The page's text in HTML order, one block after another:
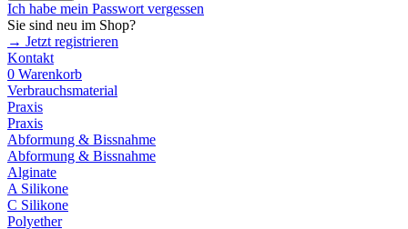
Ich habe mein Passwort vergessen
Sie sind neu im Shop?
→ Jetzt registrieren
Kontakt
0 Warenkorb
Verbrauchsmaterial
Praxis
Praxis
Abformung & Bissnahme
Abformung & Bissnahme
Alginate
A Silikone
C Silikone
Polyether